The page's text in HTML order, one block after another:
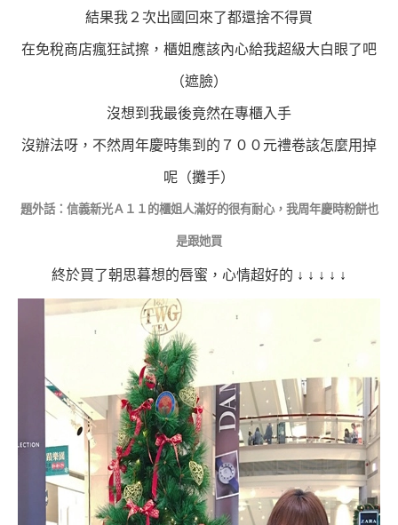
結果我２次出國回來了都還捨不得買
在免稅商店瘋狂試擦，櫃姐應該內心給我超級大白眼了吧
（遮臉）
沒想到我最後竟然在專櫃入手
沒辦法呀，不然周年慶時集到的７００元禮卷該怎麼用掉
呢 （攤手）
題外話：信義新光Ａ１１的櫃姐人滿好的很有耐心，我周年慶時粉餅也
是跟她買
終於買了朝思暮想的唇蜜，心情超好的 ↓ ↓ ↓ ↓ ↓